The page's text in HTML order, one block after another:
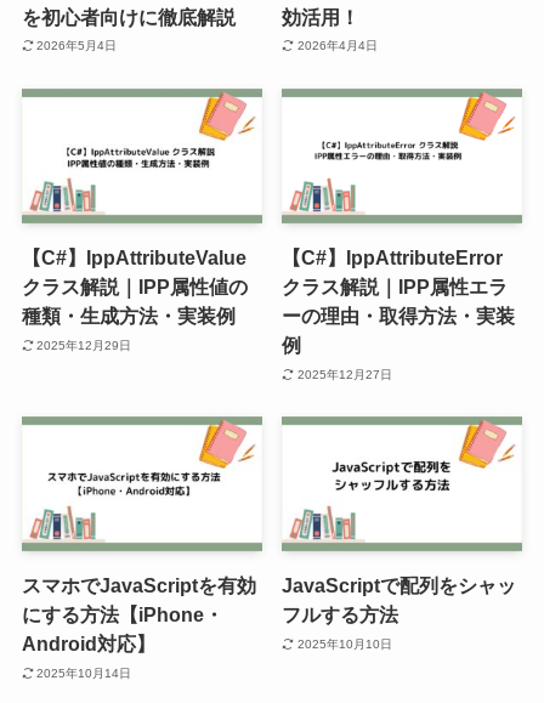
を初心者向けに徹底解説
2026年5月4日
効活用！
2026年4月4日
【C#】IppAttributeValue
クラス解説｜IPP属性値の
種類・生成方法・実装例
2025年12月29日
【C#】IppAttributeError
クラス解説｜IPP属性エラ
ーの理由・取得方法・実装
例
2025年12月27日
スマホでJavaScriptを有効
にする方法【iPhone・
Android対応】
2025年10月14日
JavaScriptで配列をシャッ
フルする方法
2025年10月10日